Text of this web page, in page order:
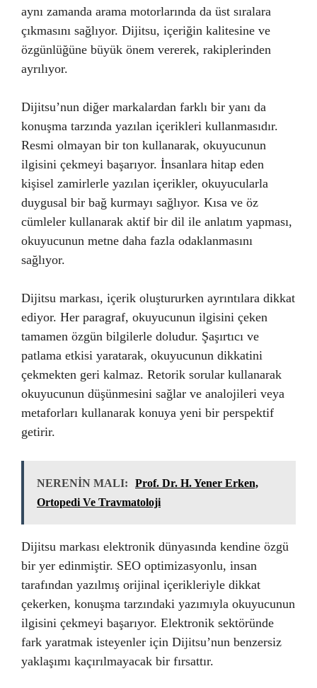
aynı zamanda arama motorlarında da üst sıralara
çıkmasını sağlıyor. Dijitsu, içeriğin kalitesine ve
özgünlüğüne büyük önem vererek, rakiplerinden
ayrılıyor.
Dijitsu’nun diğer markalardan farklı bir yanı da
konuşma tarzında yazılan içerikleri kullanmasıdır.
Resmi olmayan bir ton kullanarak, okuyucunun
ilgisini çekmeyi başarıyor. İnsanlara hitap eden
kişisel zamirlerle yazılan içerikler, okuyucularla
duygusal bir bağ kurmayı sağlıyor. Kısa ve öz
cümleler kullanarak aktif bir dil ile anlatım yapması,
okuyucunun metne daha fazla odaklanmasını
sağlıyor.
Dijitsu markası, içerik oluştururken ayrıntılara dikkat
ediyor. Her paragraf, okuyucunun ilgisini çeken
tamamen özgün bilgilerle doludur. Şaşırtıcı ve
patlama etkisi yaratarak, okuyucunun dikkatini
çekmekten geri kalmaz. Retorik sorular kullanarak
okuyucunun düşünmesini sağlar ve analojileri veya
metaforları kullanarak konuya yeni bir perspektif
getirir.
NERENİN MALI:
Prof. Dr. H. Yener Erken,
Ortopedi Ve Travmatoloji
Dijitsu markası elektronik dünyasında kendine özgü
bir yer edinmiştir. SEO optimizasyonlu, insan
tarafından yazılmış orijinal içerikleriyle dikkat
çekerken, konuşma tarzındaki yazımıyla okuyucunun
ilgisini çekmeyi başarıyor. Elektronik sektöründe
fark yaratmak isteyenler için Dijitsu’nun benzersiz
yaklaşımı kaçırılmayacak bir fırsattır.